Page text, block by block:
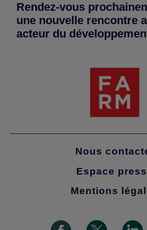
Rendez-vous
une nouvelle rencontre
acteur du
Nous
Espace
Mentions